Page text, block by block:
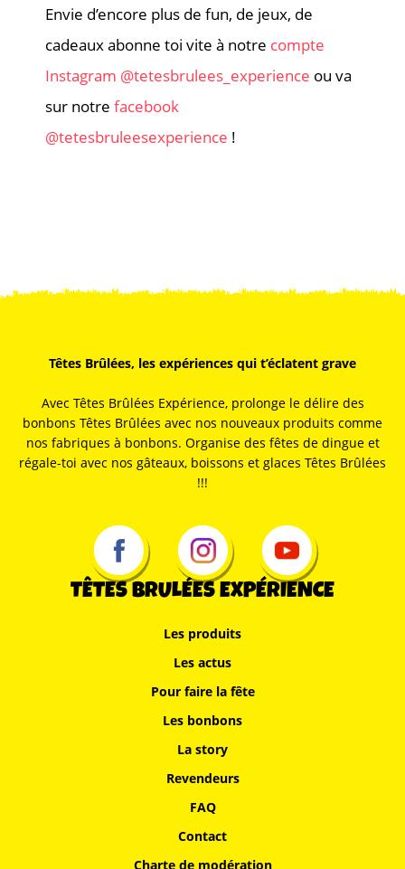
Envie d’encore plus de fun, de jeux, de
cadeaux abonne toi vite à notre compte
Instagram @tetesbrulees_experience ou va
sur notre facebook
@tetesbruleesexperience !
Têtes Brûlées, les expériences qui t’éclatent grave
Avec Têtes Brûlées Expérience, prolonge le délire des
bonbons Têtes Brûlées avec nos nouveaux produits comme
nos fabriques à bonbons. Organise des fêtes de dingue et
régale-toi avec nos gâteaux, boissons et glaces Têtes Brûlées
!!!
TÊTES BRULÉES EXPÉRIENCE
Les produits
Les actus
Pour faire la fête
Les bonbons
La story
Revendeurs
FAQ
Contact
Charte de modération